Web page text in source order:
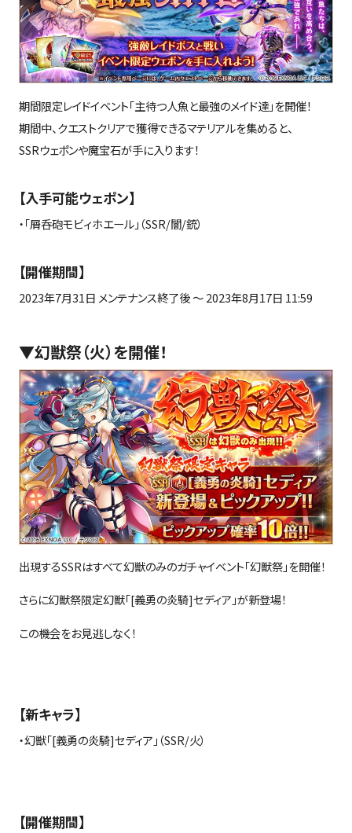
期間限定レイドイベント「主待つ人魚と最強のメイド達」を開催！
期間中、クエストクリアで獲得できるマテリアルを集めると、
SSRウェポンや魔宝石が手に入ります！
【入手可能ウェポン】
・「屑呑砲モビィホエール」（SSR/闇/銃）
【開催期間】
2023年7月31日 メンテナンス終了後 ～2023年8月17日 11:59
▼幻獣祭（火）を開催！
出現するSSRはすべて幻獣のみのガチャイベント「幻獣祭」を開催！
さらに幻獣祭限定幻獣「[義勇の炎騎]セディア」が新登場！
この機会をお見逃しなく！
【新キャラ】
・幻獣「[義勇の炎騎]セディア」（SSR/火）
【開催期間】